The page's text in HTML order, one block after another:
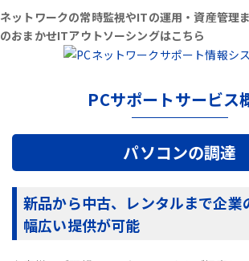
ネットワークの常時監視やITの運用・資産管理
のおまかせITアウトソーシングはこちら
PCサポートサービス
パソコンの調達
新品から中古、レンタルまで企業
幅広い提供が可能